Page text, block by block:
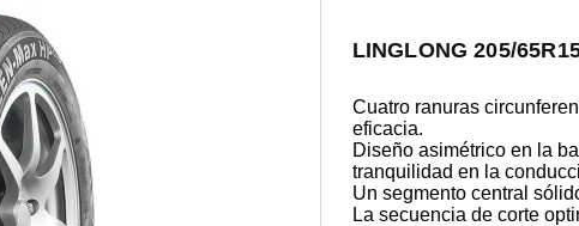
LINGLONG 205/
Cuatro ranuras
eficacia.
Diseño asimétrico en la
tranquilidad en la
Un segmento central
La secuencia de corte